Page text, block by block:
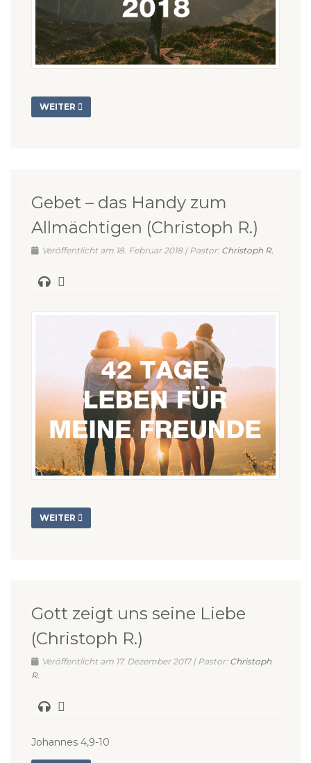
WEITER
Gebet – das Handy zum
Allmächtigen (Christoph R.)
Veröffentlicht am 18. Februar 2018 | Pastor: Christoph R.
WEITER
Gott zeigt uns seine Liebe
(Christoph R.)
Veröffentlicht am 17. Dezember 2017 | Pastor: Christoph
R.
Johannes 4,9-10